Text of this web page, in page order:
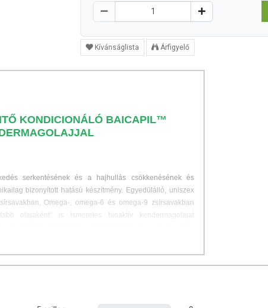
Kívánságlista Árfigyelő
KONDICIONÁLÓ BAICAPIL™
serkentésének és a hajhullás csökkenésének és
bizonyított hatású készítmény. Egyedülálló, uniszex
Omega-, omega-6 és omega-9 zsírsavakban
olajaként” is ismeretes bioaktív kendermagolajat
vitalitását, láthatóan és érezhetően javítja a haj
teszi a hajat. Hajmosást követően masszírozza a hajba
hatni 2-3 percig, majd alaposan öblítse le és törölje át a